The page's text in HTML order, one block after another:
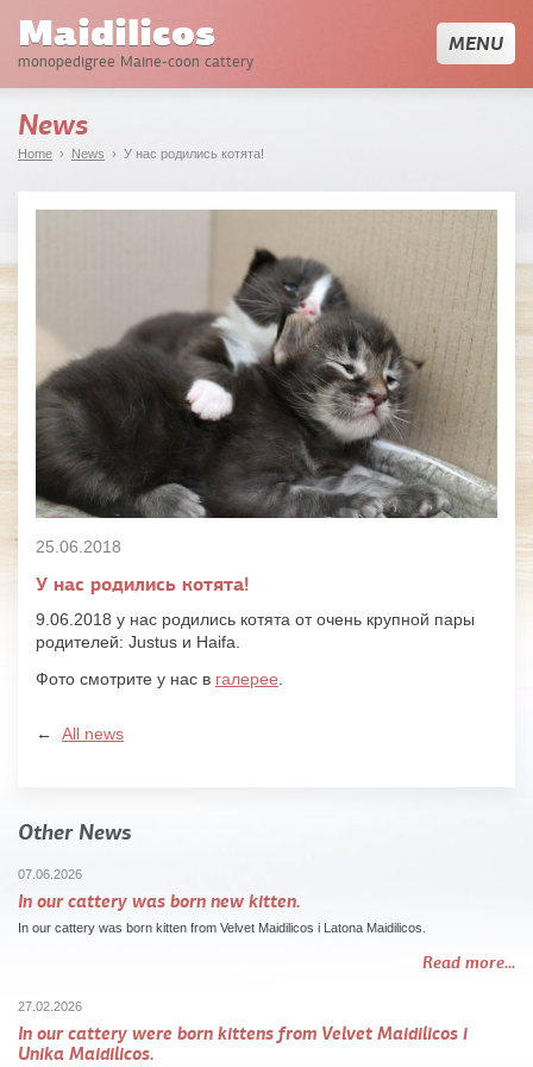
Maidilicos
monopedigree Maine-coon cattery
News
Home › News › У нас родились котята!
25.06.2018
У нас родились котята!
9.06.2018 у нас родились котята от очень крупной пары
родителей: Justus и Haifa.
Фото смотрите у нас в галерее
← All news
MENU
Other News
07.06.2026
In our cattery was born new kitten.
In our cattery was born kitten from Velvet Maidilicos i Latona Maidilicos.
Read more...
27.02.2026
In our cattery were born kittens from Velvet Maidilicos i
Unika Maidilicos.